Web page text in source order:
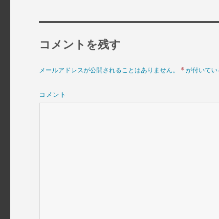
コメントを残す
メールアドレスが公開されることはありません。 * が付いて
コメント